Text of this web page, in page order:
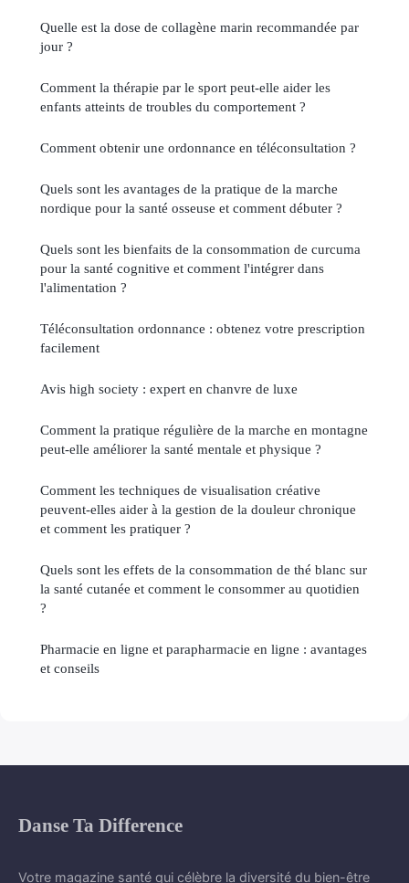
Quelle est la dose de collagène marin recommandée par
jour ?
Comment la thérapie par le sport peut-elle aider les
enfants atteints de troubles du comportement ?
Comment obtenir une ordonnance en téléconsultation ?
Quels sont les avantages de la pratique de la marche
nordique pour la santé osseuse et comment débuter ?
Quels sont les bienfaits de la consommation de curcuma
pour la santé cognitive et comment l'intégrer dans
l'alimentation ?
Téléconsultation ordonnance : obtenez votre prescription
facilement
Avis high society : expert en chanvre de luxe
Comment la pratique régulière de la marche en montagne
peut-elle améliorer la santé mentale et physique ?
Comment les techniques de visualisation créative
peuvent-elles aider à la gestion de la douleur chronique
et comment les pratiquer ?
Quels sont les effets de la consommation de thé blanc sur
la santé cutanée et comment le consommer au quotidien
?
Pharmacie en ligne et parapharmacie en ligne : avantages
et conseils
Danse Ta Difference
Votre magazine santé qui célèbre la diversité du bien-être